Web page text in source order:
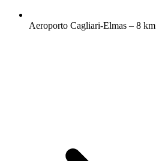
Aeroporto Cagliari-Elmas – 8 km